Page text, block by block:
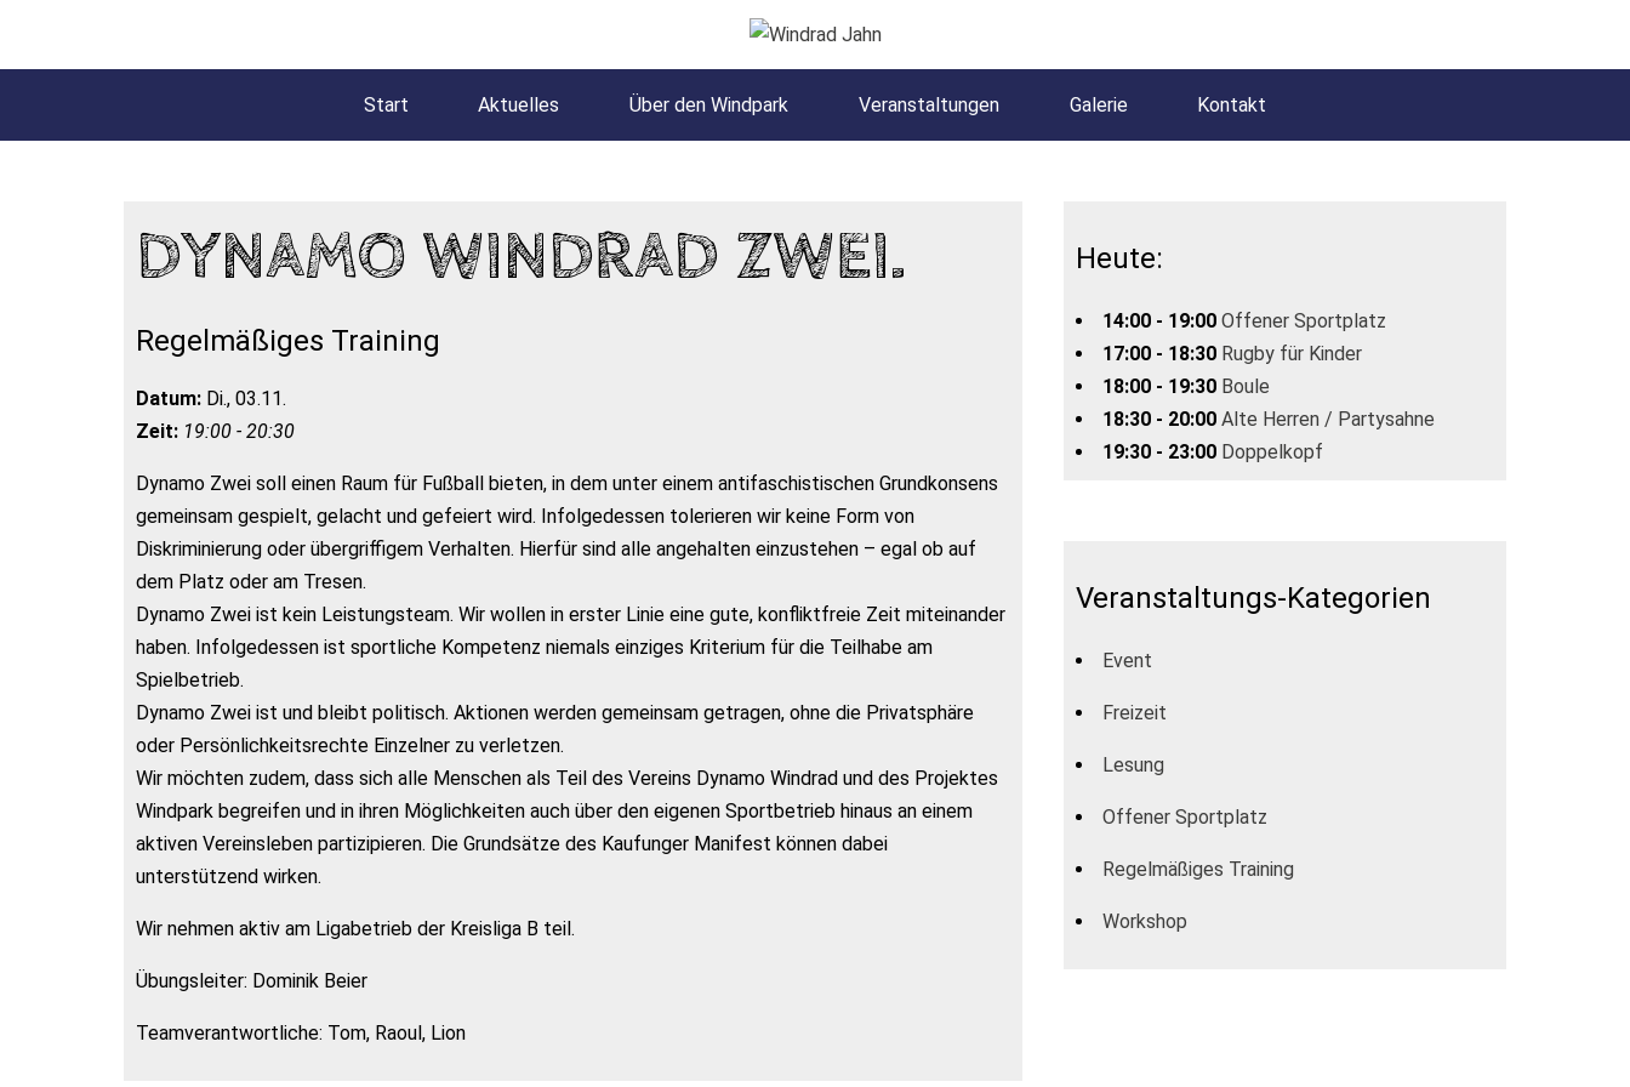
Start Aktuelles Über den Windpark Veranstaltungen Galerie Kontakt
DYNAMO WINDRAD ZWEI.
Regelmäßiges Training
Datum: Di., 03.11.
Zeit: 19:00 - 20:30
Dynamo Zwei soll einen Raum für Fußball bieten, in dem unter einem antifaschistischen Grundkonsens
gemeinsam gespielt, gelacht und gefeiert wird. Infolgedessen tolerieren wir keine Form von
Diskriminierung oder übergriffigem Verhalten. Hierfür sind alle angehalten einzustehen – egal ob auf
dem Platz oder am Tresen.
Dynamo Zwei ist kein Leistungsteam. Wir wollen in erster Linie eine gute, konfliktfreie Zeit miteinander
haben. Infolgedessen ist sportliche Kompetenz niemals einziges Kriterium für die Teilhabe am
Spielbetrieb.
Dynamo Zwei ist und bleibt politisch. Aktionen werden gemeinsam getragen, ohne die Privatsphäre
oder Persönlichkeitsrechte Einzelner zu verletzen.
Wir möchten zudem, dass sich alle Menschen als Teil des Vereins Dynamo Windrad und des Projektes
Windpark begreifen und in ihren Möglichkeiten auch über den eigenen Sportbetrieb hinaus an einem
aktiven Vereinsleben partizipieren. Die Grundsätze des Kaufunger Manifest können dabei
unterstützend wirken.
Wir nehmen aktiv am Ligabetrieb der Kreisliga B teil.
Übungsleiter: Dominik Beier
Teamverantwortliche: Tom, Raoul, Lion
Heute:
14:00 - 19:00 Offener Sportplatz
17:00 - 18:30 Rugby für Kinder
18:00 - 19:30 Boule
18:30 - 20:00 Alte Herren / Partysahne
19:30 - 23:00 Doppelkopf
Veranstaltungs-Kategorien
Event
Freizeit
Lesung
Offener Sportplatz
Regelmäßiges Training
Workshop